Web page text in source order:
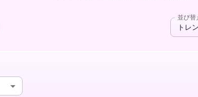
並び替
トレ